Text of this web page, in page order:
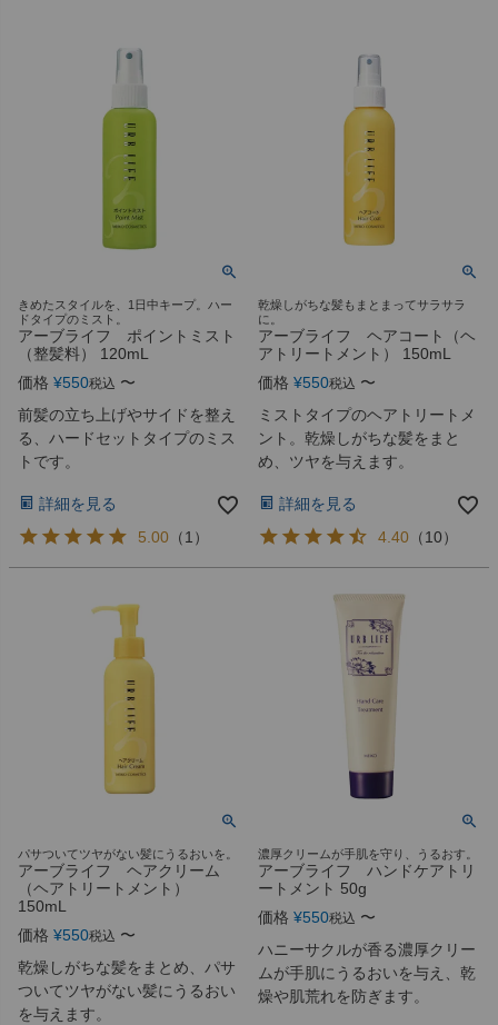
きめたスタイルを、1日中キープ。ハー
ドタイプのミスト。
アーブライフ ポイントミスト
（整髪料） 120mL
価格 ¥550税込 〜
前髪の立ち上げやサイドを整え
る、ハードセットタイプのミス
トです。
詳細を見る
5.00 （1）
乾燥しがちな髪もまとまってサラサラ
に。
アーブライフ ヘアコート（ヘ
アトリートメント） 150mL
価格 ¥550税込 〜
ミストタイプのヘアトリートメ
ント。乾燥しがちな髪をまと
め、ツヤを与えます。
詳細を見る
4.40 （10）
パサついてツヤがない髪にうるおいを。
アーブライフ ヘアクリーム
（ヘアトリートメント）
150mL
価格 ¥550税込 〜
乾燥しがちな髪をまとめ、パサ
ついてツヤがない髪にうるおい
を与えます。
濃厚クリームが手肌を守り、うるおす。
アーブライフ ハンドケアトリ
ートメント 50g
価格 ¥550税込 〜
ハニーサクルが香る濃厚クリー
ムが手肌にうるおいを与え、乾
燥や肌荒れを防ぎます。